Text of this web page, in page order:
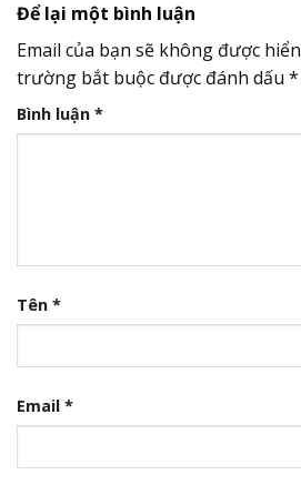
Để lại một bình luận
Email của bạn sẽ không được
trường bắt buộc được đánh dấu *
Bình luận *
Tên *
Email *